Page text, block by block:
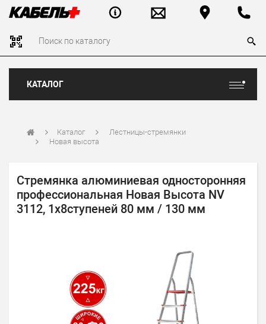
КАТАЛОГ
Каталог
Лестницы-стремянки
Новая высота
Стремянка алюминиевая односторонняя
профессиональная Новая Высота NV
3112, 1х8ступеней 80 мм / 130 мм